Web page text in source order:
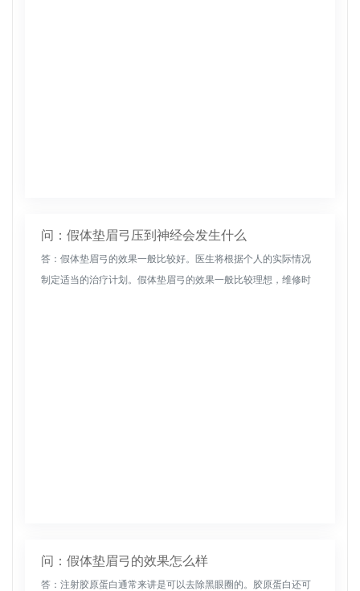
问：假体垫眉弓压到神经会发生什么
答：假体垫眉弓的效果一般比较好。医生将根据个人的实际情况
制定适当的治疗计划。假体垫眉弓的效果一般比较理想，维修时
问：假体垫眉弓的效果怎么样
答：注射胶原蛋白通常来讲是可以去除黑眼圈的。胶原蛋白还可